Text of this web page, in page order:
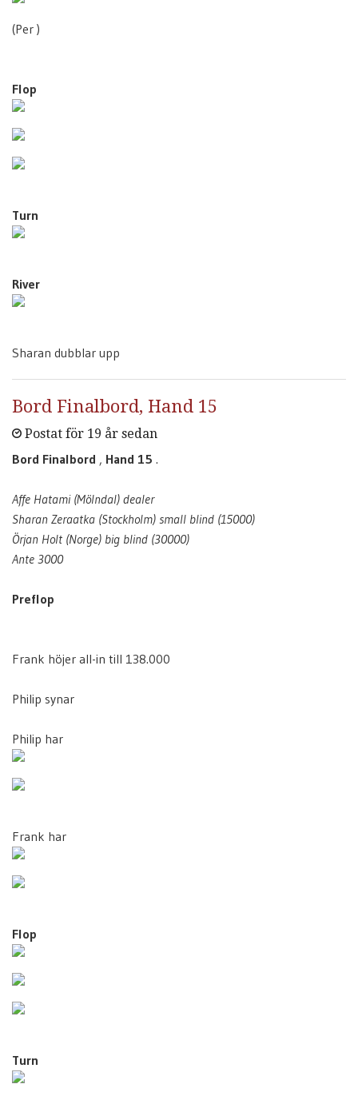
(Per )
Flop
Turn
River
Sharan dubblar upp
Bord Finalbord, Hand 15
Postat för 19 år sedan
Bord Finalbord , Hand 15 .
Affe Hatami (Mölndal) dealer
Sharan Zeraatka (Stockholm) small blind (15000)
Örjan Holt (Norge) big blind (30000)
Ante 3000
Preflop
Frank höjer all-in till 138.000
Philip synar
Philip har
Frank har
Flop
Turn